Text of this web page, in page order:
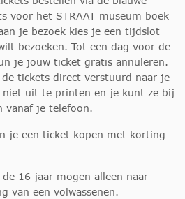
voor het STRAAT museum boek
je bezoek kies je een tijdslot
bezoeken. Tot een dag voor de
je jouw ticket gratis annuleren.
tickets direct verstuurd naar je
niet uit te printen en je kunt ze bij
vanaf je telefoon.
je een ticket kopen met korting
16 jaar mogen alleen naar
van een volwassenen.